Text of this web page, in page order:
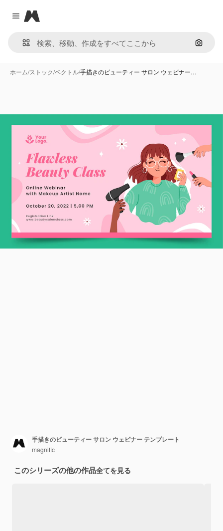
Close menu
Magnific
画像で
ホーム/ストック/ベクトル/手描きのビューティー サロン ウェビナー…
手描きのビューティー サロン ウェビナー テンプレート
magnific
このシリーズの他の作品全てを見る